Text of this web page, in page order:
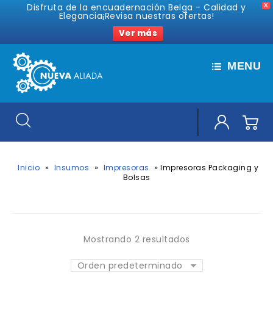
X
Disfruta de la encuadernación Belga - Calidad y
Elegancia¡Revisa nuestras ofertas!
Ver más
MENU
Inicio » Insumos » Impresoras » Impresoras Packaging y
Bolsas
Mostrando 2 resultados
Orden predeterminado